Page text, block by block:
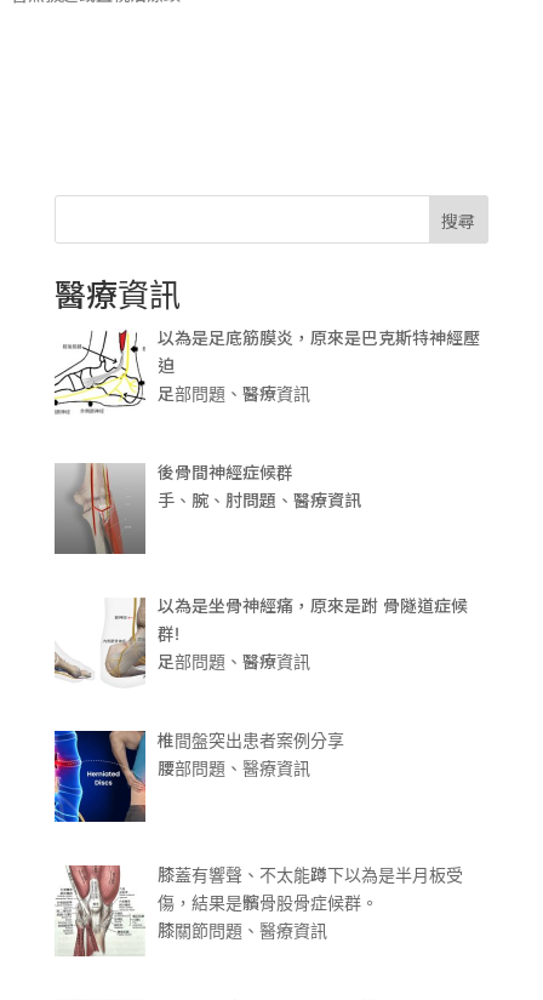
搜尋
醫療資訊
以為是足底筋膜炎，原來是巴克斯特神經壓
迫
足部問題、醫療資訊
後骨間神經症候群
手、腕、肘問題、醫療資訊
以為是坐骨神經痛，原來是跗 骨隧道症候
群!
足部問題、醫療資訊
椎間盤突出患者案例分享
腰部問題、醫療資訊
膝蓋有響聲、不太能蹲下以為是半月板受
傷，結果是髕骨股骨症候群。
膝關節問題、醫療資訊